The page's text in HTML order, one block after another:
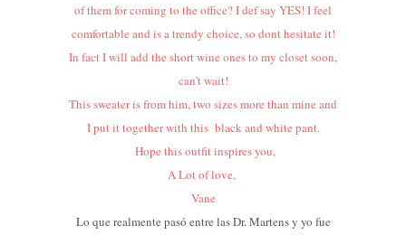
of them for coming to the office? I def say YES! I feel
comfortable and is a trendy choice, so dont hesitate it!
In fact I will add the short wine ones to my closet soon,
can’t wait!
This sweater is from him, two sizes more than mine and
I put it together with this black and white pant.
Hope this outfit inspires you,
A Lot of love,
Vane
Lo que realmente pasó entre las Dr. Martens y yo fue